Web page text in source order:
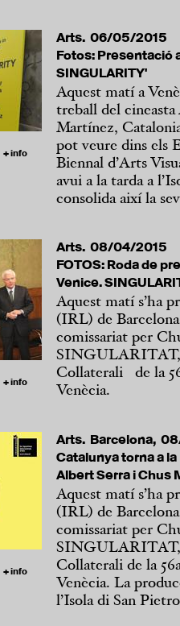
+ info
Arts. 06/05/2015
Fotos: Presentació
SINGULARITY'
Aquest matí a
treball del
Martínez,
pot veure dins els
Biennal d’Arts
avui a la tarda a
consolida així la
+ info
Arts. 08/04/2015
FOTOS: Roda de
Venice.
Aquest matí s’ha
(IRL) de
comissariat per
SINGULARITAT,
Collaterali de la
Venècia.
+ info
Arts. Barcelona,
Catalunya torna a la
Albert Serra i Chus
Aquest matí s’ha
(IRL) de
comissariat per
SINGULARITAT,
Collaterali de la
Venècia. La
l’Isola di San